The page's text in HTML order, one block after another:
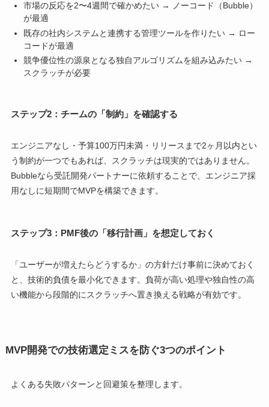
市場の反応を2〜4週間で確かめたい → ノーコード（Bubble）
が最適
既存の社内システムと連携する管理ツールを作りたい → ロー
コードが最適
競争優位性の源泉となる独自アルゴリズムを組み込みたい →
スクラッチが必要
ステップ2：チームの「制約」を確認する
エンジニアなし・予算100万円未満・リリースまで2ヶ月以内とい
う制約が一つでもあれば、スクラッチは現実的ではありません。
Bubbleなら受託開発パートナーに依頼することで、エンジニア採
用なしに短期間でMVPを構築できます。
ステップ3：PMF後の「移行計画」を想定しておく
「ユーザーが増えたらどうするか」の方針だけ事前に決めておく
と、技術的負債を最小化できます。負荷が高い処理や独自性の高
い機能から段階的にスクラッチへ置き換える戦略が有効です。
MVP開発での技術選定ミスを防ぐ3つのポイント
よくある失敗パターンと回避策を整理します。